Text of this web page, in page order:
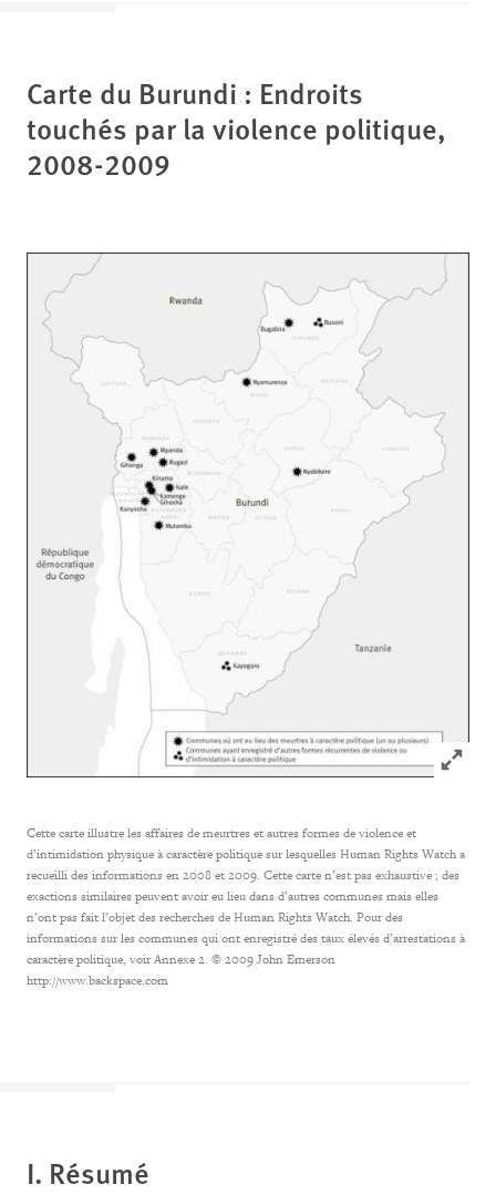
Carte du Burundi : Endroits
touchés par la violence politique,
2008-2009
Click
Cette carte illustre les affaires de meurtres et autres formes de violence et
d’intimidation physique à caractère politique sur lesquelles Human Rights Watch a
recueilli des informations en 2008 et 2009. Cette carte n’est pas exhaustive ; des
exactions similaires peuvent avoir eu lieu dans d’autres communes mais elles
n’ont pas fait l’objet des recherches de Human Rights Watch. Pour des
informations sur les communes qui ont enregistré des taux élevés d’arrestations à
caractère politique, voir Annexe 2. © 2009 John Emerson
http://www.backspace.com
I. Résumé